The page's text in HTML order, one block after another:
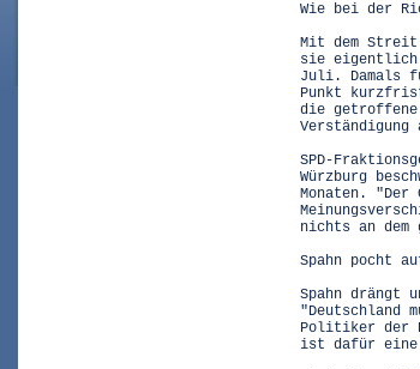
Wie bei der
Mit dem
sie eigentlich
Juli. Damals
Punkt
die getroffene
Verständigung
SPD-
Würzburg
Monaten.
nichts an
Spahn pocht
Spahn drängt
"Deutschland
Politiker der
ist dafür eine